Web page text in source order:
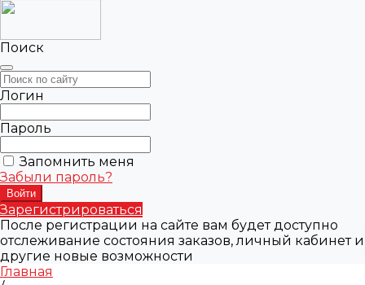
Поиск
Логин
Пароль
Запомнить меня
Забыли пароль?
Зарегистрироваться
После регистрации на сайте вам будет доступно
отслеживание состояния заказов, личный кабинет и
другие новые возможности
Главная